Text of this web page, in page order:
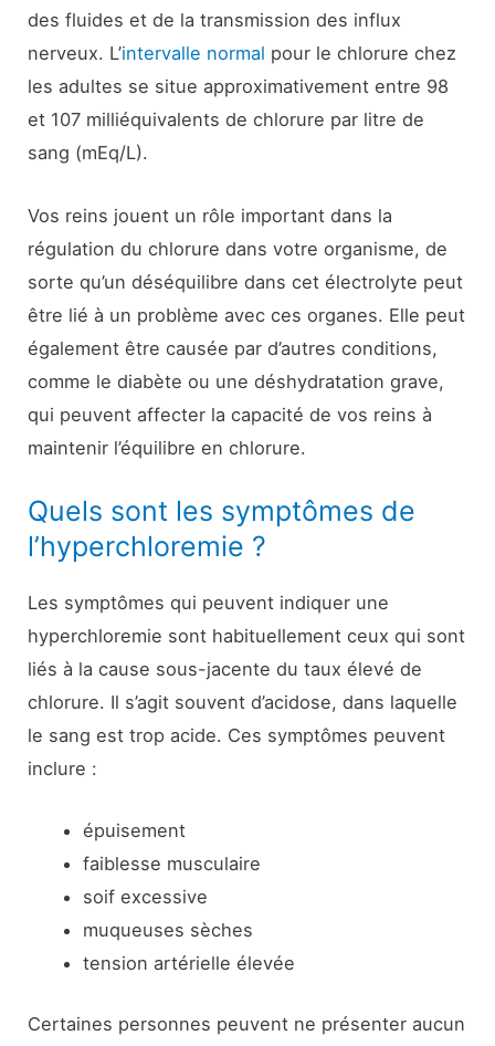
des fluides et de la transmission des influx
nerveux. L’intervalle normal pour le chlorure chez
les adultes se situe approximativement entre 98
et 107 milliéquivalents de chlorure par litre de
sang (mEq/L).
Vos reins jouent un rôle important dans la
régulation du chlorure dans votre organisme, de
sorte qu’un déséquilibre dans cet électrolyte peut
être lié à un problème avec ces organes. Elle peut
également être causée par d’autres conditions,
comme le diabète ou une déshydratation grave,
qui peuvent affecter la capacité de vos reins à
maintenir l’équilibre en chlorure.
Quels sont les symptômes de
l’hyperchloremie ?
Les symptômes qui peuvent indiquer une
hyperchloremie sont habituellement ceux qui sont
liés à la cause sous-jacente du taux élevé de
chlorure. Il s’agit souvent d’acidose, dans laquelle
le sang est trop acide. Ces symptômes peuvent
inclure :
épuisement
faiblesse musculaire
soif excessive
muqueuses sèches
tension artérielle élevée
Certaines personnes peuvent ne présenter aucun